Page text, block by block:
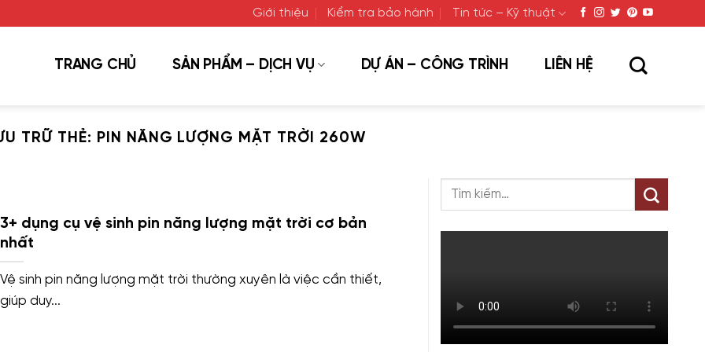
Giới thiệu Kiểm tra bảo hành Tin tức – Kỹ thuật
TRANG CHỦ SẢN PHẨM – DỊCH VỤ DỰ ÁN – CÔNG TRÌNH LIÊN HỆ
TRỮ THẺ: PIN NĂNG LƯỢNG MẶT TRỜI 260W
3+ dụng cụ vệ sinh pin năng lượng mặt trời cơ bản
nhất
Vệ sinh pin năng lượng mặt trời thường xuyên là việc cần thiết,
giúp duy...